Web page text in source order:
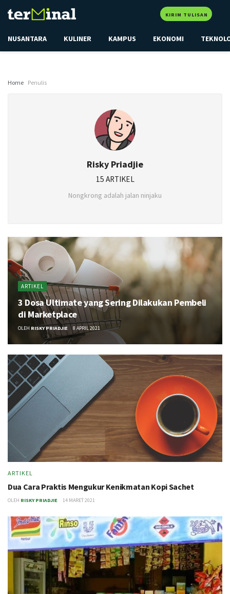
KIRIM TULISAN
NUSANTARA KULINER KAMPUS EKONOMI
Home Penulis
Risky Priadjie
15 ARTIKEL
Nongkrong adalah jalan ninjaku
ARTIKEL
3 Dosa Ultimate yang Sering Dilakukan Pembeli
di Marketplace
OLEH RISKY PRIADJIE 8 APRIL 2021
ARTIKEL
Dua Cara Praktis Mengukur Kenikmatan Kopi Sachet
OLEH RISKY PRIADJIE 14 MARET 2021